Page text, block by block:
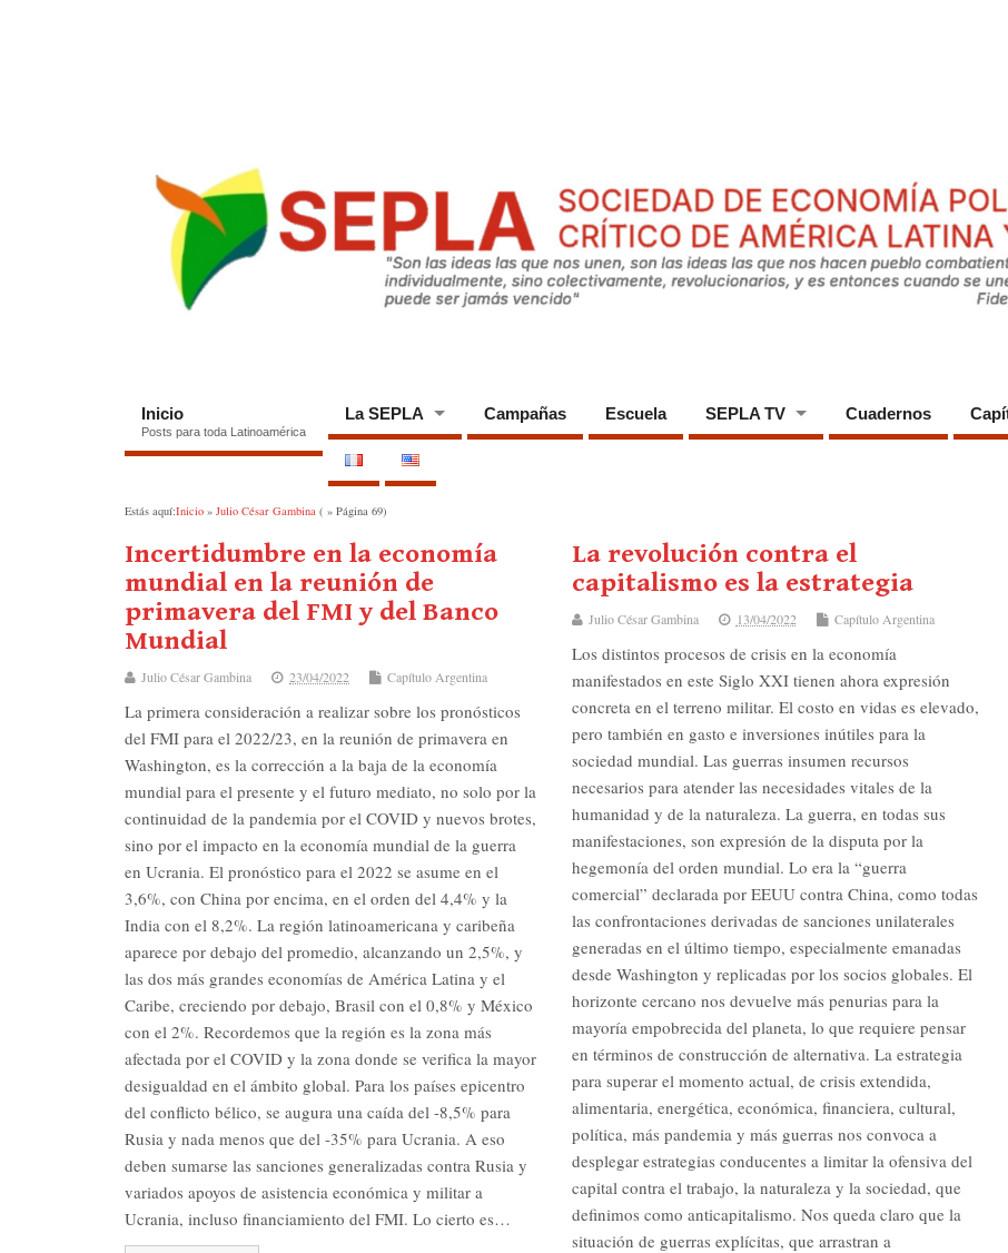
Inicio
Posts para toda Latinoamérica
La SEPLA Campañas Escuela SEPLA TV Cuadernos
Estás aquí:Inicio » Julio César Gambina ( » Página 69)
Incertidumbre en la economía
mundial en la reunión de
primavera del FMI y del Banco
Mundial
Julio César Gambina 23/04/2022 Capítulo Argentina
La primera consideración a realizar sobre los pronósticos
del FMI para el 2022/23, en la reunión de primavera en
Washington, es la corrección a la baja de la economía
mundial para el presente y el futuro mediato, no solo por la
continuidad de la pandemia por el COVID y nuevos brotes,
sino por el impacto en la economía mundial de la guerra
en Ucrania. El pronóstico para el 2022 se asume en el
3,6%, con China por encima, en el orden del 4,4% y la
India con el 8,2%. La región latinoamericana y caribeña
aparece por debajo del promedio, alcanzando un 2,5%, y
las dos más grandes economías de América Latina y el
Caribe, creciendo por debajo, Brasil con el 0,8% y México
con el 2%. Recordemos que la región es la zona más
afectada por el COVID y la zona donde se verifica la mayor
desigualdad en el ámbito global. Para los países epicentro
del conflicto bélico, se augura una caída del -8,5% para
Rusia y nada menos que del -35% para Ucrania. A eso
deben sumarse las sanciones generalizadas contra Rusia y
variados apoyos de asistencia económica y militar a
Ucrania, incluso financiamiento del FMI. Lo cierto es…
La revolución contra el
capitalismo es la estrategia
Julio César Gambina 13/04/2022 Capítulo Argentina
Los distintos procesos de crisis en la economía
manifestados en este Siglo XXI tienen ahora expresión
concreta en el terreno militar. El costo en vidas es elevado,
pero también en gasto e inversiones inútiles para la
sociedad mundial. Las guerras insumen recursos
necesarios para atender las necesidades vitales de la
humanidad y de la naturaleza. La guerra, en todas sus
manifestaciones, son expresión de la disputa por la
hegemonía del orden mundial. Lo era la “guerra
comercial” declarada por EEUU contra China, como todas
las confrontaciones derivadas de sanciones unilaterales
generadas en el último tiempo, especialmente emanadas
desde Washington y replicadas por los socios globales. El
horizonte cercano nos devuelve más penurias para la
mayoría empobrecida del planeta, lo que requiere pensar
en términos de construcción de alternativa. La estrategia
para superar el momento actual, de crisis extendida,
alimentaria, energética, económica, financiera, cultural,
política, más pandemia y más guerras nos convoca a
desplegar estrategias conducentes a limitar la ofensiva del
capital contra el trabajo, la naturaleza y la sociedad, que
definimos como anticapitalismo. Nos queda claro que la
situación de guerras explícitas, que arrastran a